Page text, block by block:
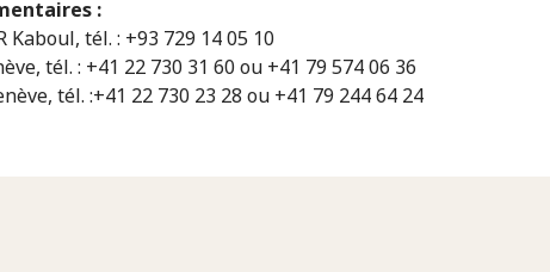
:
tél. : +93 729 14 05 10
tél. : +41 22 730 31 60 ou +41 79 574 06 36
tél. :+41 22 730 23 28 ou +41 79 244 64 24